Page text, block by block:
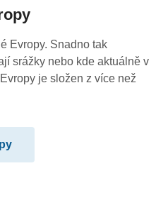
Evropy. Snadno tak
srážky nebo kde aktuálně v
je složen z více než